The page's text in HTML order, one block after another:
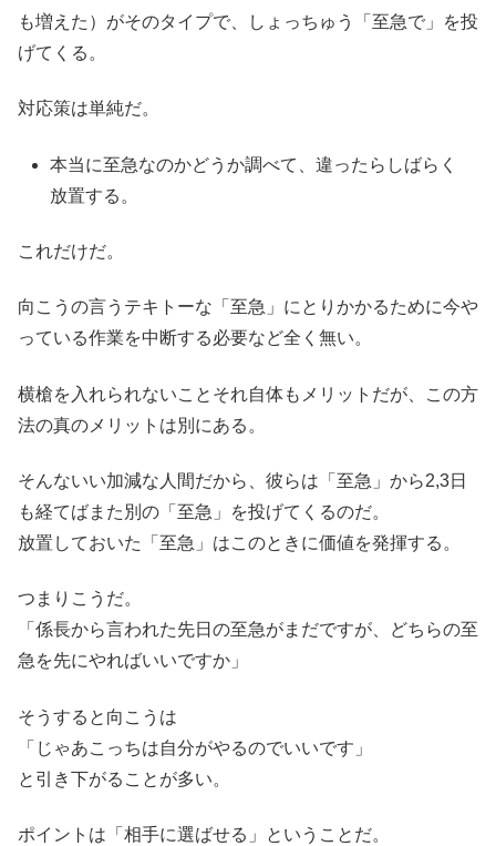
も増えた）がそのタイプで、しょっちゅう「至急で」を投
げてくる。
対応策は単純だ。
本当に至急なのかどうか調べて、違ったらしばらく
放置する。
これだけだ。
向こうの言うテキトーな「至急」にとりかかるために今や
っている作業を中断する必要など全く無い。
横槍を入れられないことそれ自体もメリットだが、この方
法の真のメリットは別にある。
そんないい加減な人間だから、彼らは「至急」から2,3日
も経てばまた別の「至急」を投げてくるのだ。
放置しておいた「至急」はこのときに価値を発揮する。
つまりこうだ。
「係長から言われた先日の至急がまだですが、どちらの至
急を先にやればいいですか」
そうすると向こうは
「じゃあこっちは自分がやるのでいいです」
と引き下がることが多い。
ポイントは「相手に選ばせる」ということだ。